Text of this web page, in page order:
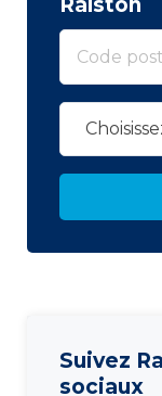
Suivez
sociaux